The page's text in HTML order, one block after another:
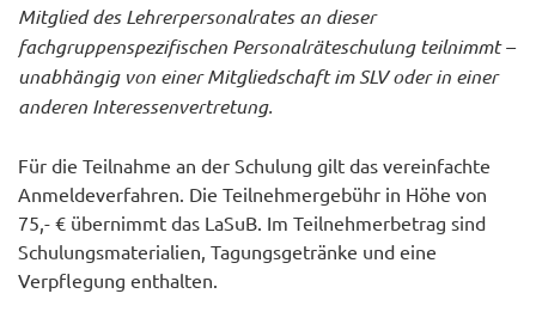
Mitglied des Lehrerpersonalrates an dieser
fachgruppenspezifischen Personalräteschulung teilnimmt –
unabhängig von einer Mitgliedschaft im SLV oder in einer
anderen Interessenvertretung.
Für die Teilnahme an der Schulung gilt das vereinfachte
Anmeldeverfahren. Die Teilnehmergebühr in Höhe von
75,- € übernimmt das LaSuB. Im Teilnehmerbetrag sind
Schulungsmaterialien, Tagungsgetränke und eine
Verpflegung enthalten.